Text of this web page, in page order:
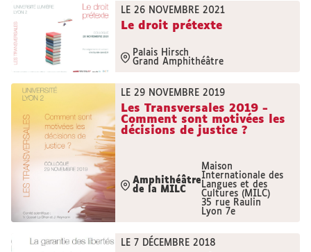
LE 26 NOVEMBRE 2021
Le droit prétexte
Palais Hirsch
Grand Amphithéâtre
LE 29 NOVEMBRE 2019
Les Transversales 2019 -
Comment sont motivées les
décisions de justice ?
Amphithéâtre
de la MILC
Maison
Internationale des
Langues et des
Cultures (MILC)
35 rue Raulin
Lyon 7e
LE 7 DÉCEMBRE 2018